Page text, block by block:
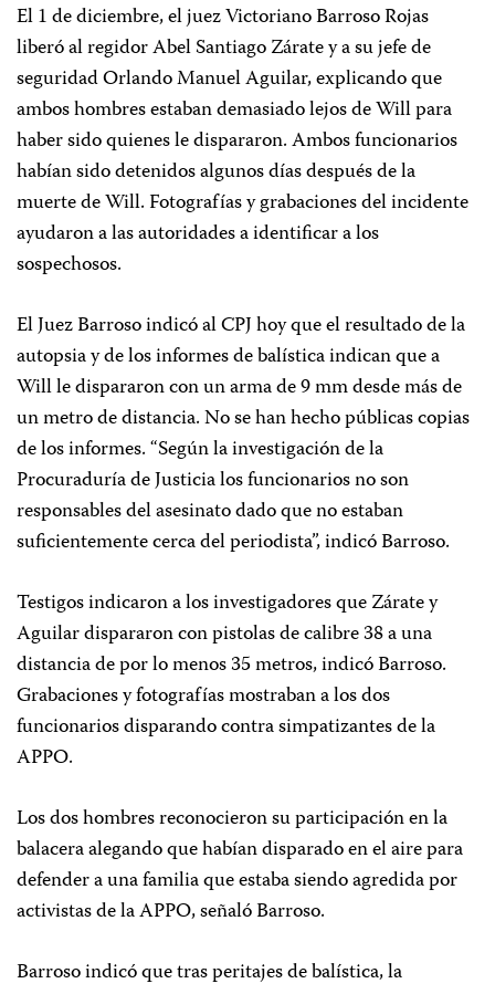
El 1 de diciembre, el juez Victoriano Barroso Rojas
liberó al regidor Abel Santiago Zárate y a su jefe de
seguridad Orlando Manuel Aguilar, explicando que
ambos hombres estaban demasiado lejos de Will para
haber sido quienes le dispararon. Ambos funcionarios
habían sido detenidos algunos días después de la
muerte de Will. Fotografías y grabaciones del incidente
ayudaron a las autoridades a identificar a los
sospechosos.
El Juez Barroso indicó al CPJ hoy que el resultado de la
autopsia y de los informes de balística indican que a
Will le dispararon con un arma de 9 mm desde más de
un metro de distancia. No se han hecho públicas copias
de los informes. “Según la investigación de la
Procuraduría de Justicia los funcionarios no son
responsables del asesinato dado que no estaban
suficientemente cerca del periodista”, indicó Barroso.
Testigos indicaron a los investigadores que Zárate y
Aguilar dispararon con pistolas de calibre 38 a una
distancia de por lo menos 35 metros, indicó Barroso.
Grabaciones y fotografías mostraban a los dos
funcionarios disparando contra simpatizantes de la
APPO.
Los dos hombres reconocieron su participación en la
balacera alegando que habían disparado en el aire para
defender a una familia que estaba siendo agredida por
activistas de la APPO, señaló Barroso.
Barroso indicó que tras peritajes de balística, la